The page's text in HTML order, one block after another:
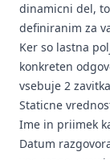
dinamicni del,
definiranim za
Ker so lastna
konkreten
vsebuje 2
Staticne
Ime in priimek
Datum